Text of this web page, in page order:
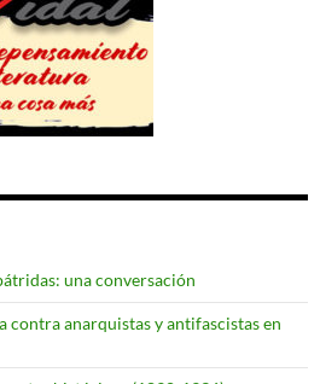
una conversación
contra anarquistas y antifascistas en